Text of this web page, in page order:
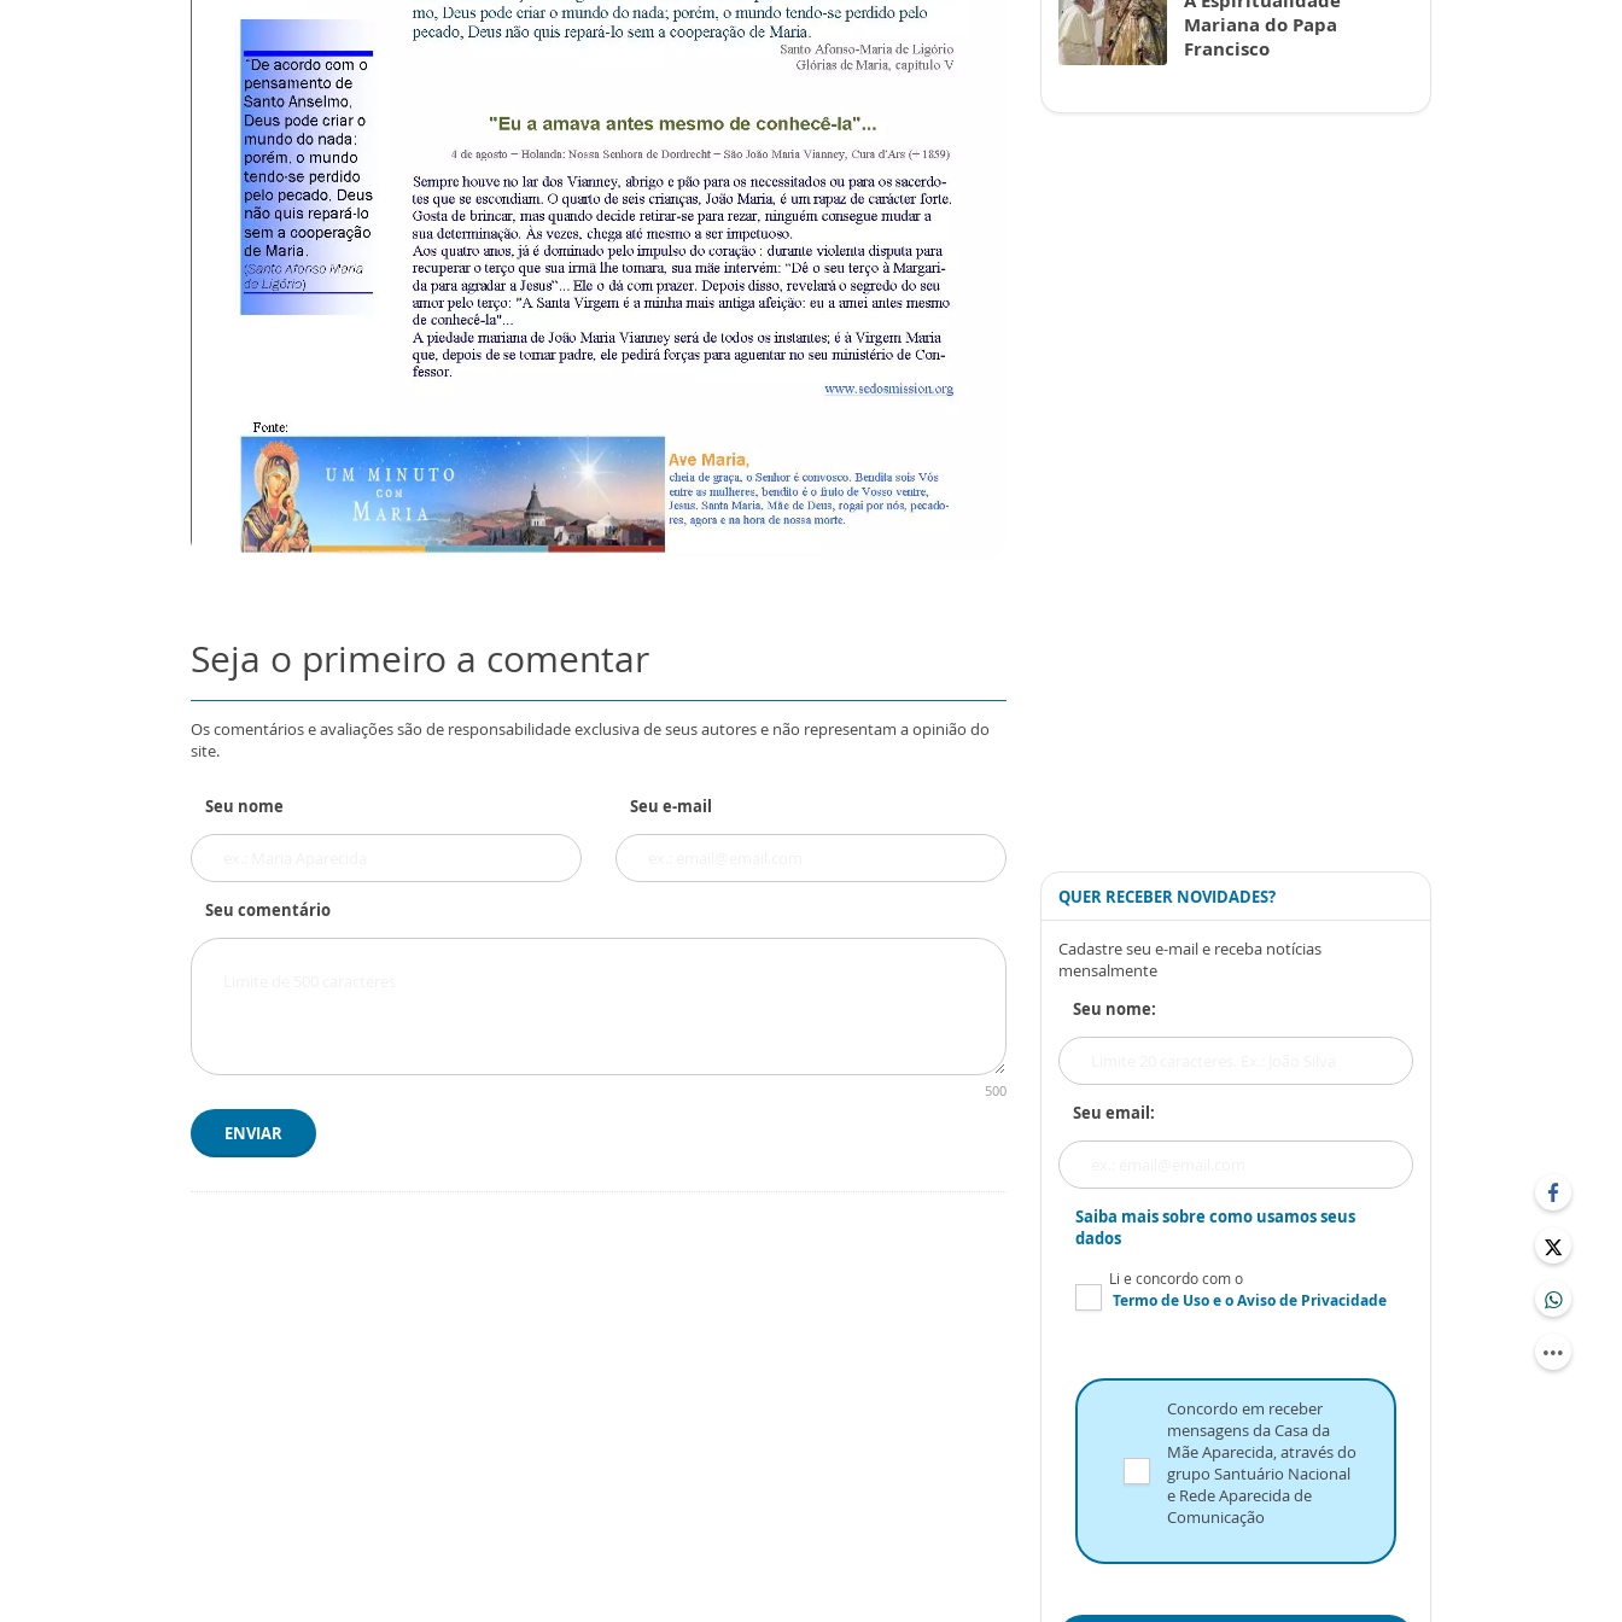
Seja o primeiro a comentar
Os comentários e avaliações são de responsabilidade exclusiva de seus autores e não representam a opinião do
site.
Seu nome Seu e-mail
Seu comentário
500
ENVIAR
Mariana do Papa
Francisco
QUER RECEBER NOVIDADES?
Cadastre seu e-mail e receba notícias
mensalmente
Seu nome:
Seu email:
Saiba mais sobre como usamos seus
dados
Li e concordo com o
Termo de Usoe oAviso de Privacidade
Concordo em receber
mensagens da Casa da
Mãe Aparecida, através do
grupo Santuário Nacional
e Rede Aparecida de
Comunicação